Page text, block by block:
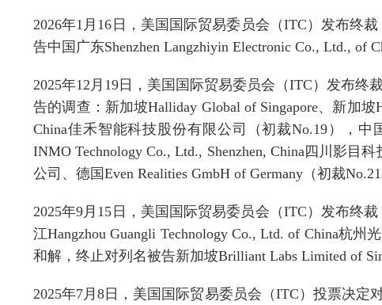
2026年1 月 16 日，美国国际贸易委员会（ITC ） 发布终裁
告中国广东Shenzhen Langzhiyin Electronic Co., Ltd., of
2025年12 月 19日，美国国际贸易委员会（ITC ） 发布终
告的调查：新加坡Halliday Global of Singapore、新加坡
China佳禾智能科技股份有限公司（初裁No.19 ），中
INMO Technology Co., Ltd., Shenzhen, China四川影目科
公司、德国Even Realities GmbH of Germany （初裁No.21
2025年9 月 15 日，美国国际贸易委员会（ITC ） 发布终
江Hangzhou Guangli Technology Co., Ltd. of China杭州
和解，终止对列名被告新加坡Brilliant Labs Limited of
2025年7 月8日，美国国际贸易委员会（ITC ）投票决定